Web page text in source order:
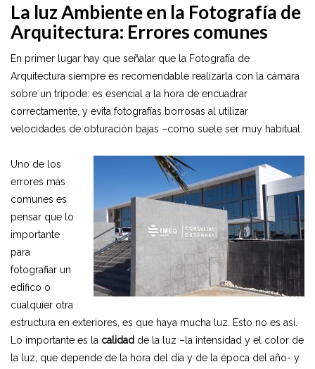
La luz Ambiente en la Fotografía de
Arquitectura: Errores comunes
En primer lugar hay que señalar que la Fotografía de
Arquitectura siempre es recomendable realizarla con la cámara
sobre un trípode: es esencial a la hora de encuadrar
correctamente, y evita fotografías borrosas al utilizar
velocidades de obturación bajas –como suele ser muy habitual.
Uno de los
errores más
comunes es
pensar que lo
importante
para
fotografiar un
edifico o
cualquier otra
estructura en exteriores, es que haya mucha luz. Esto no es así.
Lo importante es la calidad de la luz –la intensidad y el color de
la luz, que depende de la hora del día y de la época del año- y